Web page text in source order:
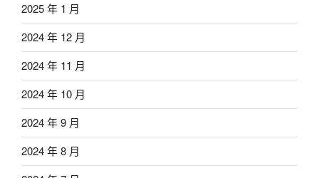
2025 年 1 月
2024 年 12 月
2024 年 11 月
2024 年 10 月
2024 年 9 月
2024 年 8 月